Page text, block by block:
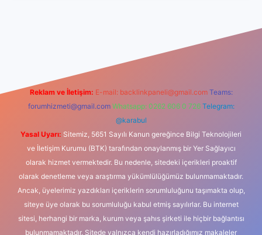
Reklam ve İletişim: E-mail: backlinkpaneli@gmail.com Teams:
forumhizmeti@gmail.com Whatsapp: 0262 606 0 726 Telegram:
@karabul
Yasal Uyarı: Sitemiz, 5651 Sayılı Kanun gereğince Bilgi Teknolojileri
ve İletişim Kurumu (BTK) tarafından onaylanmış bir Yer Sağlayıcı
olarak hizmet vermektedir. Bu nedenle, sitedeki içerikleri proaktif
olarak denetleme veya araştırma yükümlülüğümüz bulunmamaktadır.
Ancak, üyelerimiz yazdıkları içeriklerin sorumluluğunu taşımakta olup,
siteye üye olarak bu sorumluluğu kabul etmiş sayılırlar. Bu internet
sitesi, herhangi bir marka, kurum veya şahıs şirketi ile hiçbir bağlantısı
bulunmamaktadır. Sitede yalnızca kendi hazırladığımız makaleler